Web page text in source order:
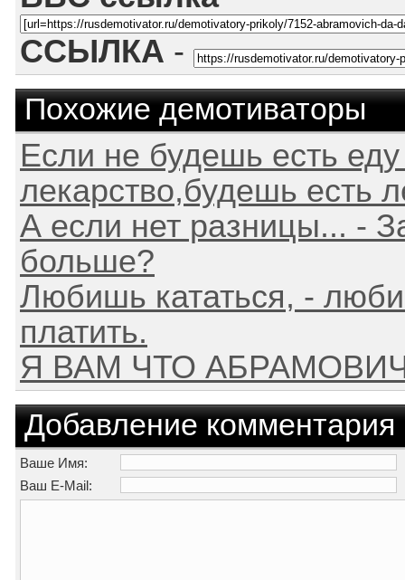
ССЫЛКА -
Похожие демотиваторы
Если не будешь есть еду
лекарство,будешь есть
А если нет разницы... -
больше?
Любишь кататься, -
платить.
Я ВАМ ЧТО
Добавление комментария
Ваше Имя:
Ваш E-Mail: